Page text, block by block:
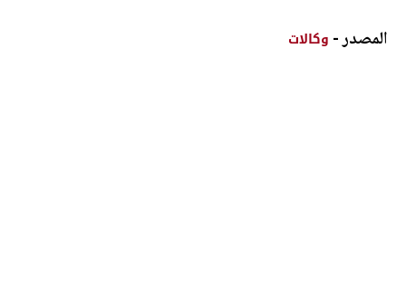
المصدر - وكالات